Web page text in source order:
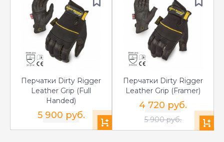
Перчатки Dirty Rigger
Leather Grip (Full
Handed)
5 900 руб.
Перчатки Dirty Rigger
Leather Grip (Framer)
4 720 руб.
5 900 руб.